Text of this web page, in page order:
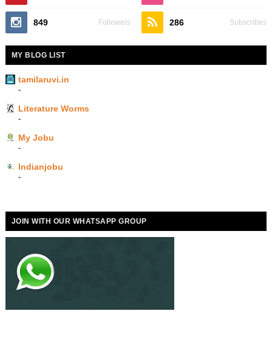
849 Followers 286 Subscribes
MY BLOG LIST
tamilaruvi.in
-
Literature Worms
-
My Jobu
-
Indianjobu
-
JOIN WITH OUR WHATSAPP GROUP